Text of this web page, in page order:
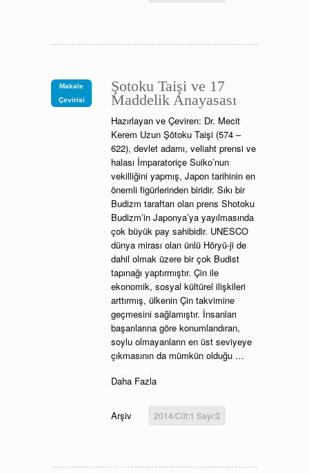
Makale
Çevirisi
Şotoku Taişi ve 17
Maddelik Anayasası
Hazırlayan ve Çeviren: Dr. Mecit
Kerem Uzun Şōtoku Taişi (574 –
622), devlet adamı, veliaht prensi ve
halası İmparatoriçe Suiko’nun
vekilliğini yapmış, Japon tarihinin en
önemli figürlerinden biridir. Sıkı bir
Budizm taraftarı olan prens Shotoku
Budizm’in Japonya’ya yayılmasında
çok büyük pay sahibidir. UNESCO
dünya mirası olan ünlü Hōryū-ji de
dahil olmak üzere bir çok Budist
tapınağı yaptırmıştır. Çin ile
ekonomik, sosyal kültürel ilişkileri
arttırmış, ülkenin Çin takvimine
geçmesini sağlamıştır. İnsanları
başarılarına göre konumlandıran,
soylu olmayanların en üst seviyeye
çıkmasının da mümkün olduğu …
Daha Fazla
Arşiv 2014/Cilt:1 Sayı:3